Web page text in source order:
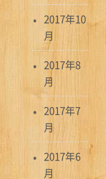
2017年10
月
2017年8
月
2017年7
月
2017年6
月